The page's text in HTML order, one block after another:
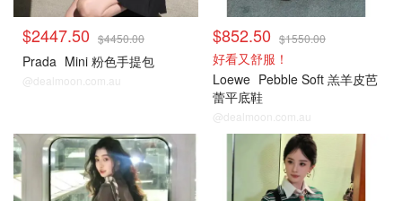
$2447.50 $4450.00
Prada Mini 粉色手提包
@dealmoon.com.au
$852.50 $1550.00
好看又舒服！
Loewe Pebble Soft 羔羊皮芭
蕾平底鞋
@dealmoon.com.au